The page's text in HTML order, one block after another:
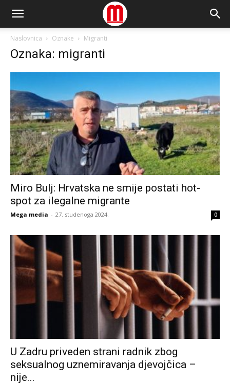
Naslovnica Oznake Migranti
Oznaka: migranti
Miro Bulj: Hrvatska ne smije postati hot-
spot za ilegalne migrante
Mega media - 27. studenoga 2024. 0
U Zadru priveden strani radnik zbog
seksualnog uznemiravanja djevojčica –
nije...